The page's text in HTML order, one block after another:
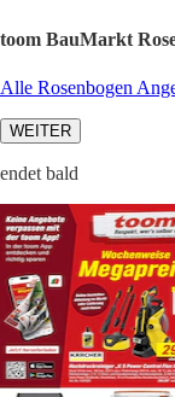
toom BauMarkt
Alle Rosenbogen
WEITER
endet bald